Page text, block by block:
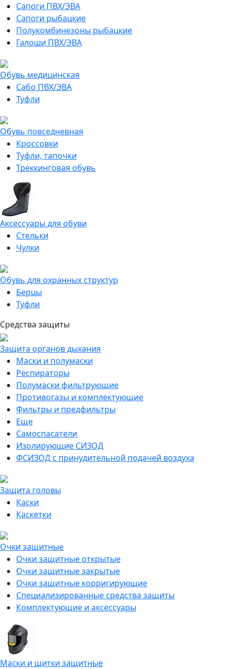
Сапоги ПВХ/ЭВА
Сапоги рыбацкие
Полукомбинезоны рыбацкие
Галоши ПВХ/ЭВА
Обувь медицинская
Сабо ПВХ/ЭВА
Туфли
Обувь повседневная
Кроссовки
Туфли, тапочки
Треккинговая обувь
Аксессуары для обуви
Стельки
Чулки
Обувь для охранных структур
Берцы
Туфли
Средства защиты
Защита органов дыхания
Маски и полумаски
Респираторы
Полумаски фильтрующие
Противогазы и комплектующие
Фильтры и предфильтры
Еще
Самоспасатели
Изолирующие СИЗОД
ФСИЗОД с принудительной подачей воздуха
Защита головы
Каски
Каскетки
Очки защитные
Очки защитные открытые
Очки защитные закрытые
Очки защитные корригирующие
Специализированные средства защиты
Комплектующие и аксессуары
Маски и щитки защитные